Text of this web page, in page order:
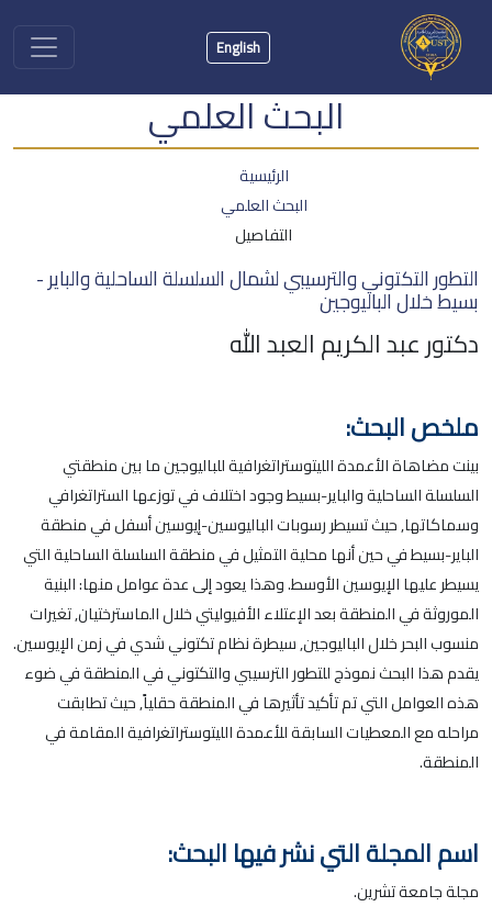
English
البحث العلمي
الرئيسية
البحث العلمي
التفاصيل
التطور التكتوني والترسيبي لشمال السلسلة الساحلية والباير -
بسيط خلال الباليوجين
دكتور عبد الكريم العبد الله
ملخص البحث:
بينت مضاهاة الأعمدة الليتوستراتغرافية للباليوجين ما بين منطقتي
السلسلة الساحلية والباير-بسيط وجود اختلاف في توزعها الستراتغرافي
وسماكاتها, حيث تسيطر رسوبات الباليوسين-إيوسين أسفل في منطقة
الباير-بسيط في حين أنها محلية التمثيل في منطقة السلسلة الساحلية التي
يسيطر عليها الإيوسين الأوسط. وهذا يعود إلى عدة عوامل منها: البنية
الموروثة في المنطقة بعد الإعتلاء الأفيوليتي خلال الماسترختيان, تغيرات
منسوب البحر خلال الباليوجين, سيطرة نظام تكتوني شدي في زمن الإيوسين.
يقدم هذا البحث نموذج للتطور الترسيبي والتكتوني في المنطقة في ضوء
هذه العوامل التي تم تأكيد تأثيرها في المنطقة حقلياً, حيث تطابقت
مراحله مع المعطيات السابقة للأعمدة الليتوستراتغرافية المقامة في
المنطقة.
اسم المجلة التي نشر فيها البحث:
مجلة جامعة تشرين.